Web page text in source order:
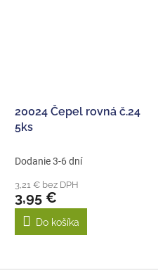
20024 Čepel rovná č.24
5ks
Dodanie 3-6 dní
3,21 € bez DPH
3,95 €
Do košíka